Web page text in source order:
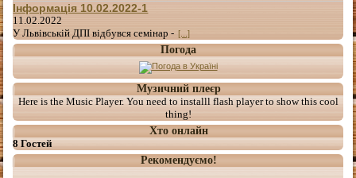
Інформація 10.02.2022-1
11.02.2022
У Львівській ДПІ відбувся семінар - [...]
Погода
Музичний плеєр
Here is the Music Player. You need to installl flash player to show this cool
thing!
Хто онлайн
8 Гостей
Рекомендуємо!